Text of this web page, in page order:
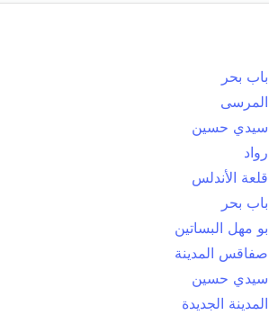
باب بحر
المرسى
سيدي حسين
رواد
قلعة الأندلس
باب بحر
بو مهل البساتين
صفاقس المدينة
سيدي حسين
المدينة الجديدة